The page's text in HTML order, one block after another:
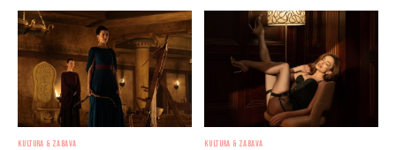
KULTURA & ZABAVA KULTURA & ZABAVA